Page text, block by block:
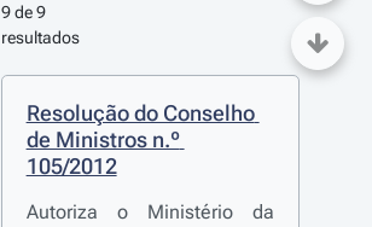
9 de 9
resultados
Resolução do Conselho
de Ministros n.º
105/2012
Autoriza o Ministério da